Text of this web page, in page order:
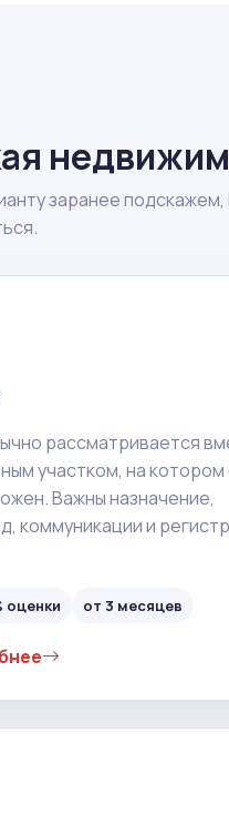
заранее подскажем,
рассматривается
участком, на котором
Важны назначение,
коммуникации и
оценки от 3 месяцев